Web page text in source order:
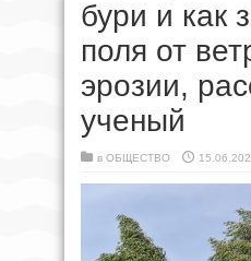
бури и как
поля от
эрозии,
ученый
в ОБЩЕСТВО